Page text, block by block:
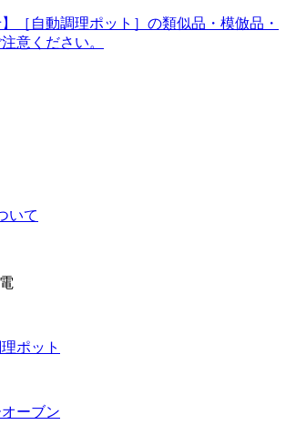
】［自動調理ポット］の類似品・模倣品・
意ください。
いて
ポット
ーブン